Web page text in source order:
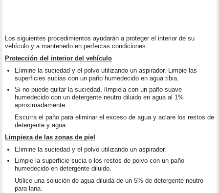
Los siguientes procedimientos ayudarán a proteger el interior de su
vehículo y a mantenerlo en perfectas condiciones:
Protección del interior del vehículo
Elimine la suciedad y el polvo utilizando un aspirador. Limpie las
superficies sucias con un paño humedecido en agua tibia.
Si no puede quitar la suciedad, límpiela con un paño suave
humedecido con un detergente neutro diluido en agua al 1%
aproximadamente.
Escurra el paño para eliminar el exceso de agua y aclare los restos de
detergente y agua.
Limpieza de las zonas de piel
Elimine la suciedad y el polvo utilizando un aspirador.
Limpie la superficie sucia o los restos de polvo con un paño
humedecido en detergente diluido.
Utilice una solución de agua diluida de un 5% de detergente neutro
para lana.